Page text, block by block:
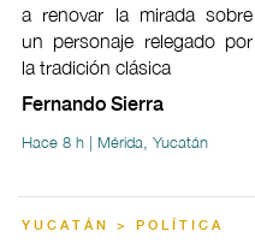
a renovar la mirada sobre
un personaje relegado por
la tradición clásica
Fernando Sierra
Hace 8 h | Mérida, Yucatán
YUCATÁN > POLÍTICA